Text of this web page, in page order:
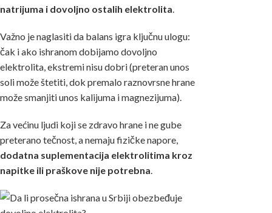
natrijuma i dovoljno ostalih elektrolita
Važno je naglasiti da balans igra ključnu ulogu:
čak i ako ishranom dobijamo dovoljno
elektrolita, ekstremi nisu dobri (preteran unos
soli može štetiti, dok premalo raznovrsne hrane
može smanjiti unos kalijuma i magnezijuma).
Za većinu ljudi koji se zdravo hrane i ne gube
preterano tečnost, a nemaju fizičke napore,
dodatna suplementacija elektrolitima kroz
napitke ili praškove nije potrebna